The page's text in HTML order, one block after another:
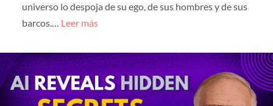
universo lo despoja de su ego, de sus hombres y de sus
barcos.… Leer más